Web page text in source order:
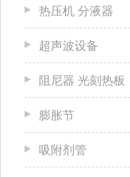
热压机 分液器
超声波设备
阻尼器 光刻热板
膨胀节
吸附剂管